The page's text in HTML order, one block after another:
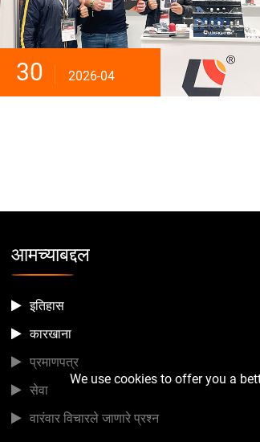
30 2026-04
आमच्याबद्दल
इतिहास
कारखाना
प्रमाणपत्र
सेवा
वारंवार विचारले जाणारे प्रश्न
We use cookies to offer you a